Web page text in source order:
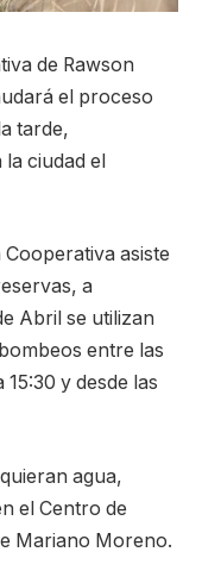
de Rawson
el proceso
tarde,
ciudad el
asiste
a
Abril se utilizan
entre las
y desde las
agua,
el Centro de
Mariano Moreno.